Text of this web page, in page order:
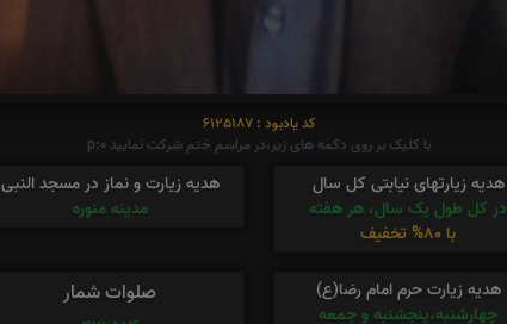
کد یادبود : 6125187
با کلیک بر روی دکمه های زیر،در مراسم ختم شرکت نمایید p:0
هدیه زیارتهای نیابتی کل سال
در کل طول یک سال، هر هفته
با 80% تخفیف
هدیه زیارت و نماز در مسجد النبی
مدینه منوره
هدیه زیارت حرم امام رضا(ع)
چهارشنبه،پنجشنبه و جمعه
صلوات شمار